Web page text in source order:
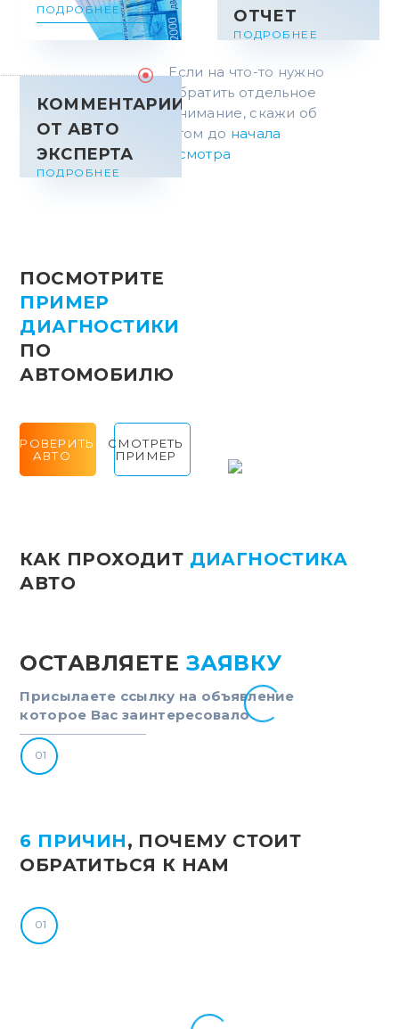
ПОДРОБНЕЕ
ОТЧЕТ
ПОДРОБНЕЕ
КОММЕНТАРИИ
ОТ АВТО
ЭКСПЕРТА
ПОДРОБНЕЕ
Если на что-то нужно
обратить отдельное
внимание, скажи об
этом до начала
осмотра
ПОСМОТРИТЕ
ПРИМЕР
ДИАГНОСТИКИ
ПО
АВТОМОБИЛЮ
ПРОВЕРИТЬ
АВТО
СМОТРЕТЬ
ПРИМЕР
КАК ПРОХОДИТ ДИАГНОСТИКА
АВТО
ОСТАВЛЯЕТЕ ЗАЯВКУ
Присылаете ссылку на объявление
которое Вас заинтересовало
6 ПРИЧИН, ПОЧЕМУ СТОИТ
ОБРАТИТЬСЯ К НАМ